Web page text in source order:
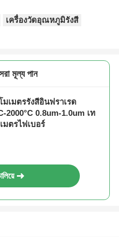
คล
ศ
เครื่องวัดอุณหภูมิรังสี
মূল্য পান
มเมตรรังสีอินฟราเรด
2000°C 0.8um-1.0um เท
มตรไฟเบอร์